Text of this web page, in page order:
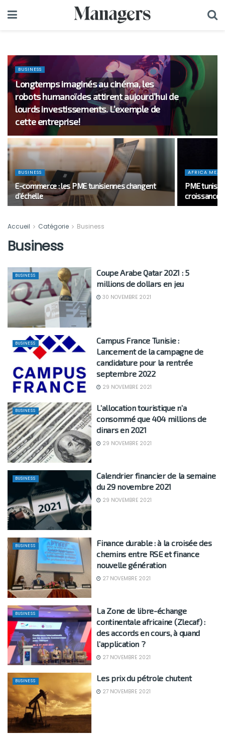
BUSINESS
Longtemps imaginés au cinéma, les
robots humanoïdes attirent aujourd’hui de
lourds investissements. L’exemple de
cette entreprise!
BUSINESS
E-commerce : les PME tunisiennes changent
d’échelle
AFRICA
PME
croissance?
Accueil Catégorie Business
Business
BUSINESS
Coupe Arabe Qatar 2021 : 5
millions de dollars en jeu
30 NOVEMBRE 2021
BUSINESS
Campus France Tunisie :
Lancement de la campagne de
candidature pour la rentrée
septembre 2022
29 NOVEMBRE 2021
BUSINESS
L’allocation touristique n’a
consommé que 404 millions de
dinars en 2021
29 NOVEMBRE 2021
BUSINESS
Calendrier financier de la semaine
du 29 novembre 2021
29 NOVEMBRE 2021
BUSINESS
Finance durable : à la croisée des
chemins entre RSE et finance
nouvelle génération
27 NOVEMBRE 2021
BUSINESS
La Zone de libre-échange
continentale africaine (Zlecaf) :
des accords en cours, à quand
l’application ?
27 NOVEMBRE 2021
BUSINESS Les prix du pétrole chutent
27 NOVEMBRE 2021